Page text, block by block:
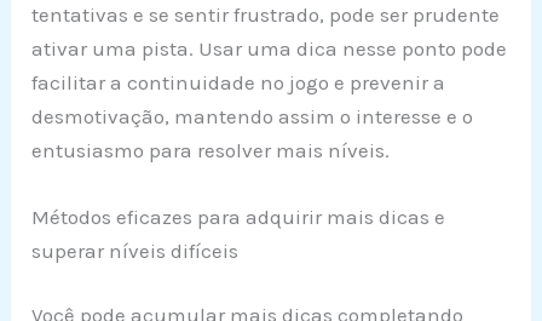
tentativas e se sentir frustrado, pode ser prudente
ativar uma pista. Usar uma dica nesse ponto pode
facilitar a continuidade no jogo e prevenir a
desmotivação, mantendo assim o interesse e o
entusiasmo para resolver mais níveis.
Métodos eficazes para adquirir mais dicas e
superar níveis difíceis
Você pode acumular mais dicas completando